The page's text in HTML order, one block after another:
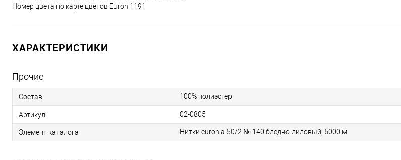
Номер цвета по карте цветов Euron 1191
ХАРАКТЕРИСТИКИ
Прочие
Состав 100% полиэстер
Артикул 02-0805
Элемент каталога Нитки euron a 50/2 № 140 бледно-лиловый, 5000 м